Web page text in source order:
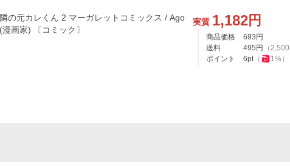
隣の元カレくん 2 マーガレットコミックス / Ago
(漫画家) 〔コミック〕
実質 1,182円
商品価格 693 円
送料
495 円 （2,500
ポイント
6pt（ 1%）